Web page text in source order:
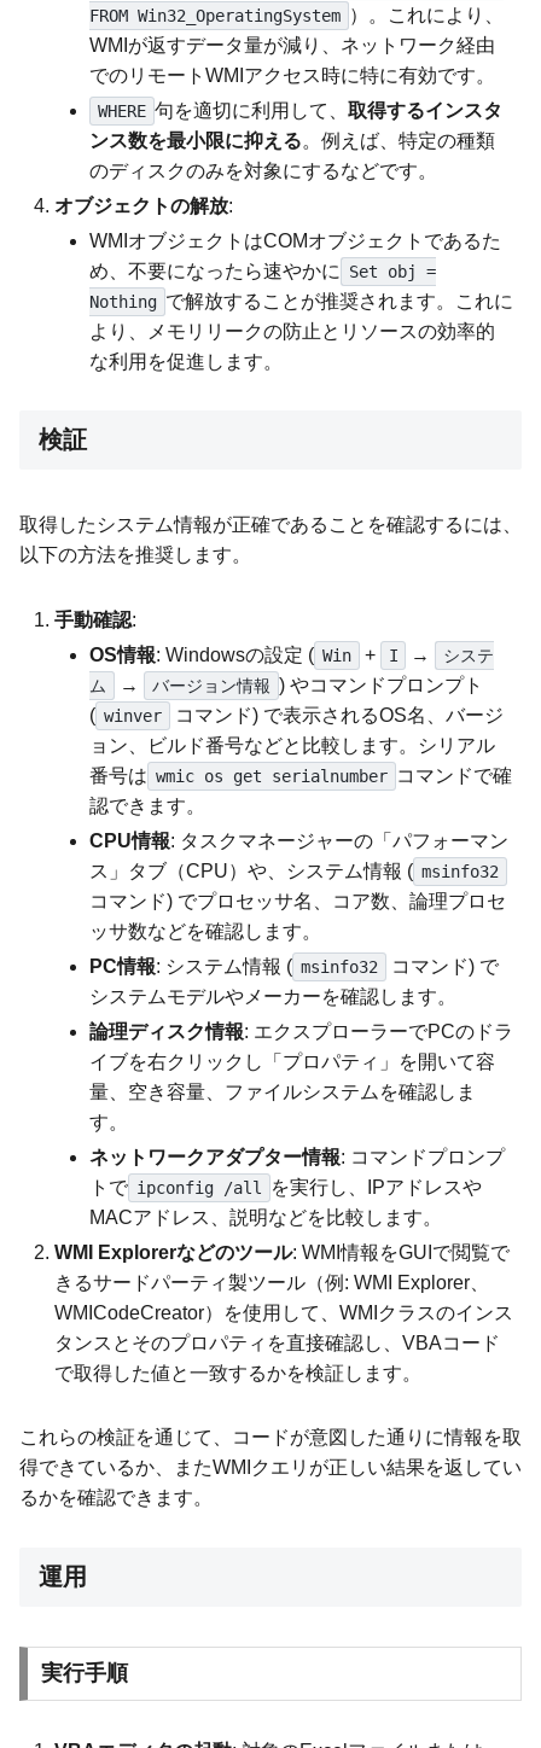
FROM Win32_OperatingSystem ）。これにより、
WMIが返すデータ量が減り、ネットワーク経由
でのリモートWMIアクセス時に特に有効です。
WHERE 句を適切に利用して、 取得するインスタ
ンス数を最小限に抑える。例えば、特定の種類
のディスクのみを対象にするなどです。
オブジェクトの解放:
WMIオブジェクトはCOMオブジェクトであるた
め、不要になったら速やかに
Set obj =
Nothing で解放することが推奨されます。これに
より、メモリリークの防止とリソースの効率的
な利用を促進します。
検証
取得したシステム情報が正確であることを確認するには、
以下の方法を推奨します。
手動確認:
OS情報: Windowsの設定 ( Win + I →
システ
ム
→ バージョン情報 ) やコマンドプロンプト
( winver
コマンド) で表示されるOS名、バージ
ョン、ビルド番号などと比較します。シリアル
番号は wmic os get serialnumber コマンドで確
認できます。
CPU情報: タスクマネージャーの「パフォーマン
ス」タブ（CPU）や、システム情報 ( msinfo32
コマンド) でプロセッサ名、コア数、論理プロセ
ッサ数などを確認します。
PC情報: システム情報 ( msinfo32
コマンド) で
システムモデルやメーカーを確認します。
論理ディスク情報: エクスプローラーでPCのドラ
イブを右クリックし「プロパティ」を開いて容
量、空き容量、ファイルシステムを確認しま
す。
ネットワークアダプター情報: コマンドプロンプ
トで ipconfig /all
を実行し、IPアドレスや
MACアドレス、説明などを比較します。
WMI Explorerなどのツール: WMI情報をGUIで閲覧で
きるサードパーティ製ツール（例: WMI Explorer、
WMICodeCreator）を使用して、WMIクラスのインス
タンスとそのプロパティを直接確認し、VBAコード
で取得した値と一致するかを検証します。
これらの検証を通じて、コードが意図した通りに情報を取
得できているか、またWMIクエリが正しい結果を返してい
るかを確認できます。
運用
実行手順